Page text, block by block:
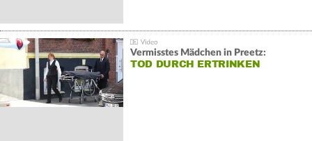
Vermisstes Mädchen in Preetz:
TOD DURCH ERTRINKEN